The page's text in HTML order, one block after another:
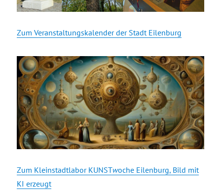
Zum Veranstaltungskalender der Stadt Eilenburg
Zum Kleinstadtlabor KUNSTwoche Eilenburg, Bild mit
KI erzeugt